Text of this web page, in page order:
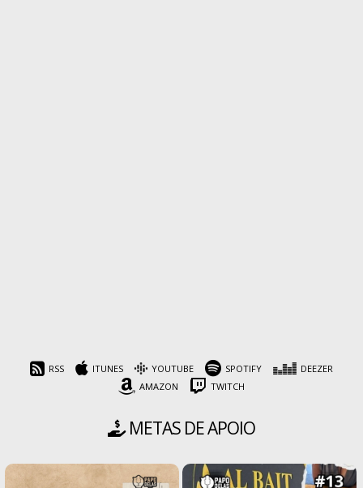
RSS ITUNES YOUTUBE SPOTIFY
DEEZER
AMAZON
TWITCH
METAS DE APOIO